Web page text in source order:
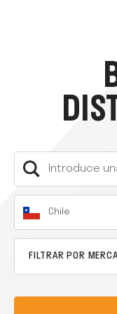
Chile
FILTRAR POR